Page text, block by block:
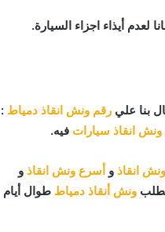
لعدم أيذاء اجزاء السيارة.
بنا علي رقم ونش انقاذ دمياط :
ونش انقاذ سيارات فيه.
انقاذ و أسرع ونش انقاذ و
ونش أنقاذ دمياط طوال أيام